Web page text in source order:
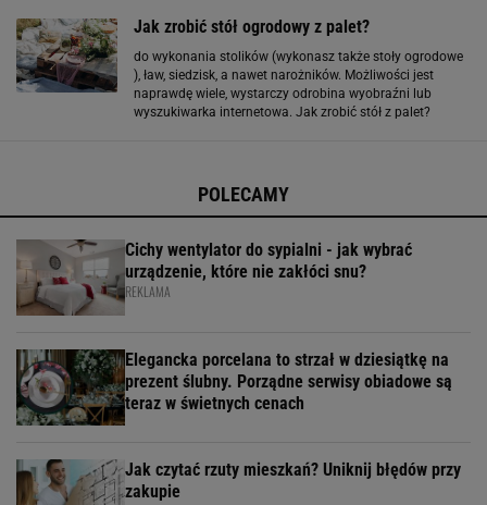
Jak zrobić stół ogrodowy z palet?
do wykonania stolików (wykonasz także stoły ogrodowe
), ław, siedzisk, a nawet narożników. Możliwości jest
naprawdę wiele, wystarczy odrobina wyobraźni lub
wyszukiwarka internetowa. Jak zrobić stół z palet?
POLECAMY
Cichy wentylator do sypialni - jak wybrać
urządzenie, które nie zakłóci snu?
REKLAMA
Elegancka porcelana to strzał w dziesiątkę na
prezent ślubny. Porządne serwisy obiadowe są
teraz w świetnych cenach
Jak czytać rzuty mieszkań? Uniknij błędów przy
zakupie